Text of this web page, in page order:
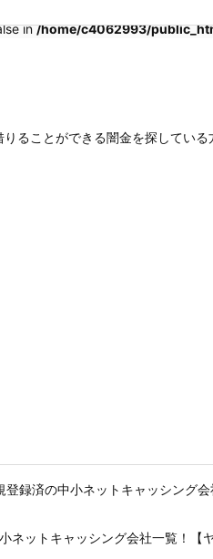
in/home/c4062993/
ることができる闇金を探してい
録済の中小ネットキャッシング会
ネットキャッシング会社一覧！【